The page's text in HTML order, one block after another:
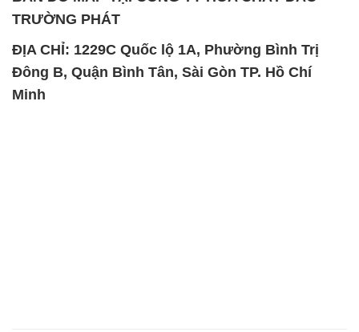
TRƯỜNG PHÁT
ĐỊA CHỈ: 1229C Quốc lộ 1A, Phường Bình Trị
Đông B, Quận Bình Tân, Sài Gòn TP. Hồ Chí
Minh